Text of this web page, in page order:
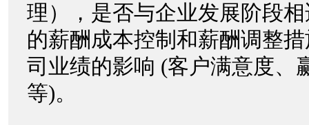
理），是否与企业发展阶段
的薪酬成本控制和薪酬调整
司业绩的影响 (客户满意度、
等)。